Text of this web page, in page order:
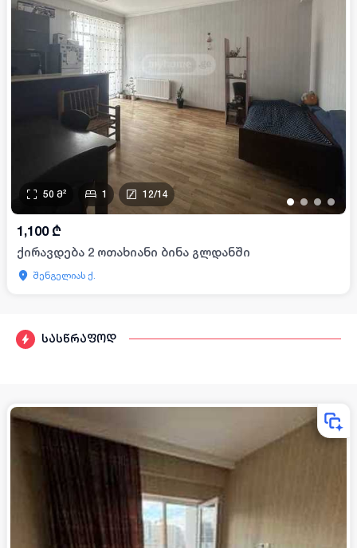
სასწრაფოდ
• •• •
50 მ² 1 12/14
1,100 ₾
ქირავდება 2 ოთახიანი ბინა გლდანში
შენგელიას ქ.